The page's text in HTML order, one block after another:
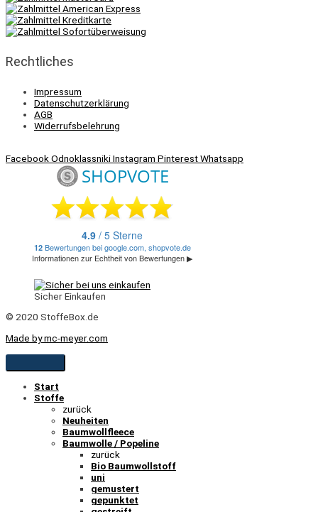
Rechtliches
Impressum
Datenschutzerklärung
AGB
Widerrufsbelehrung
FacebookOdnoklassnikiInstagram PinterestWhatsapp
Sicher Einkaufen
© 2020 StoffeBox.de
Made by mc-meyer.com
Start
Stoffe
zurück
Neuheiten
Baumwollfleece
Baumwolle / Popeline
zurück
Bio Baumwollstoff
uni
gemustert
gepunktet